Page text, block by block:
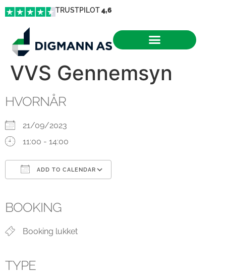
TRUSTPILOT4,6
VVS Gennemsyn
HVORNÅR
21/09/2023
11:00 - 14:00
ADD TO CALENDAR
BOOKING
Booking lukket
TYPE